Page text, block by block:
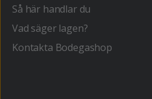
Så här handlar du
Vad säger lagen?
Kontakta Bodegashop